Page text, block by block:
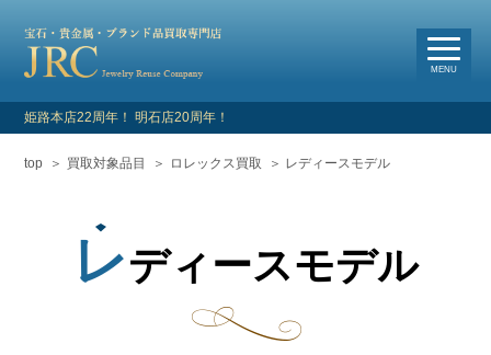
MENU
選べる買取・査定方法
新着情報
姫路本店22周年！ 明石店20周年！
top 買取対象品目 ロレックス買取 レディースモデル
レディースモデル